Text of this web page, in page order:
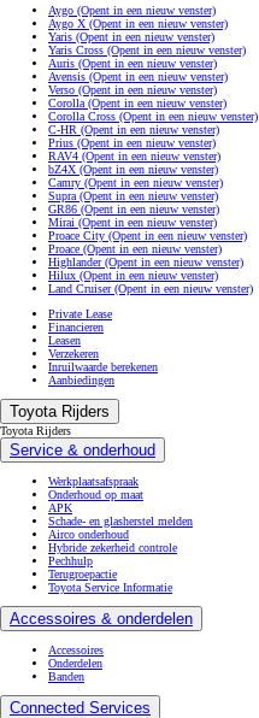
Aygo (Opent in een nieuw venster)
Aygo X (Opent in een nieuw venster)
Yaris (Opent in een nieuw venster)
Yaris Cross (Opent in een nieuw venster)
Auris (Opent in een nieuw venster)
Avensis (Opent in een nieuw venster)
Verso (Opent in een nieuw venster)
Corolla (Opent in een nieuw venster)
Corolla Cross (Opent in een nieuw venster)
C-HR (Opent in een nieuw venster)
Prius (Opent in een nieuw venster)
RAV4 (Opent in een nieuw venster)
bZ4X (Opent in een nieuw venster)
Camry (Opent in een nieuw venster)
Supra (Opent in een nieuw venster)
GR86 (Opent in een nieuw venster)
Mirai (Opent in een nieuw venster)
Proace City (Opent in een nieuw venster)
Proace (Opent in een nieuw venster)
Highlander(Opent in een nieuw venster)
Hilux (Opent in een nieuw venster)
Land Cruiser(Opent in een nieuw venster)
Private Lease
Financieren
Leasen
Verzekeren
Inruilwaarde berekenen
Aanbiedingen
Toyota Rijders
Toyota Rijders
Service & onderhoud
Werkplaatsafspraak
Onderhoud op maat
APK
Schade- en glasherstel melden
Airco onderhoud
Hybride zekerheid controle
Pechhulp
Terugroepactie
Toyota Service Informatie
Accessoires & onderdelen
Accessoires
Onderdelen
Banden
Connected Services